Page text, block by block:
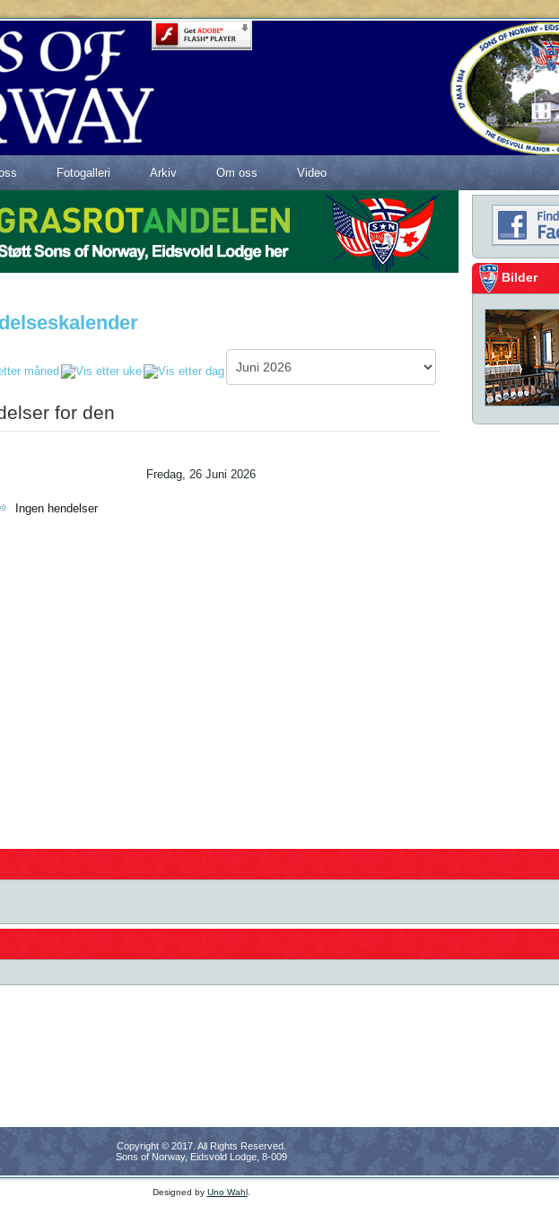
Fotogalleri Arkiv Om oss Video
for den
Fredag, 26 Juni 2026
Ingen hendelser
Bilder
Copyright © 2017. All Rights Reserved.
Sons of Norway, Eidsvold Lodge, 8-009
Designed by Uno Wahl.